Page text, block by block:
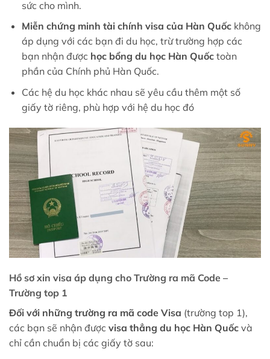
sức cho mình.
Miễn chứng minh tài chính visa của Hàn Quốc không
áp dụng với các bạn đi du học, trừ trường hợp các
bạn nhận được học bổng du học Hàn Quốctoàn
phần của Chính phủ Hàn Quốc.
Các hệ du học khác nhau sẽ yêu cầu thêm một số
giấy tờ riêng, phù hợp với hệ du học đó
Hồ sơ xin visa áp dụng cho Trường ra mã Code –
Trường top 1
Đối với những trường ra mã code Visa (trường top 1),
các bạn sẽ nhận được visa thẳng du học Hàn Quốc và
chỉ cần chuẩn bị các giấy tờ sau: